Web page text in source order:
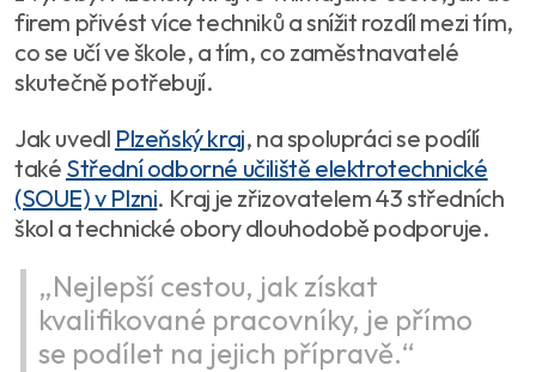
firem přivést více techniků a snížit rozdíl mezi tím,
co se učí ve škole, a tím, co zaměstnavatelé
skutečně potřebují.
Jak uvedl Plzeňský kraj, na spolupráci se podílí
také Střední odborné učiliště elektrotechnické
(SOUE) v Plzni. Kraj je zřizovatelem 43 středních
škol a technické obory dlouhodobě podporuje.
„Nejlepší cestou, jak získat
kvalifikované pracovníky, je přímo
se podílet na jejich přípravě.“